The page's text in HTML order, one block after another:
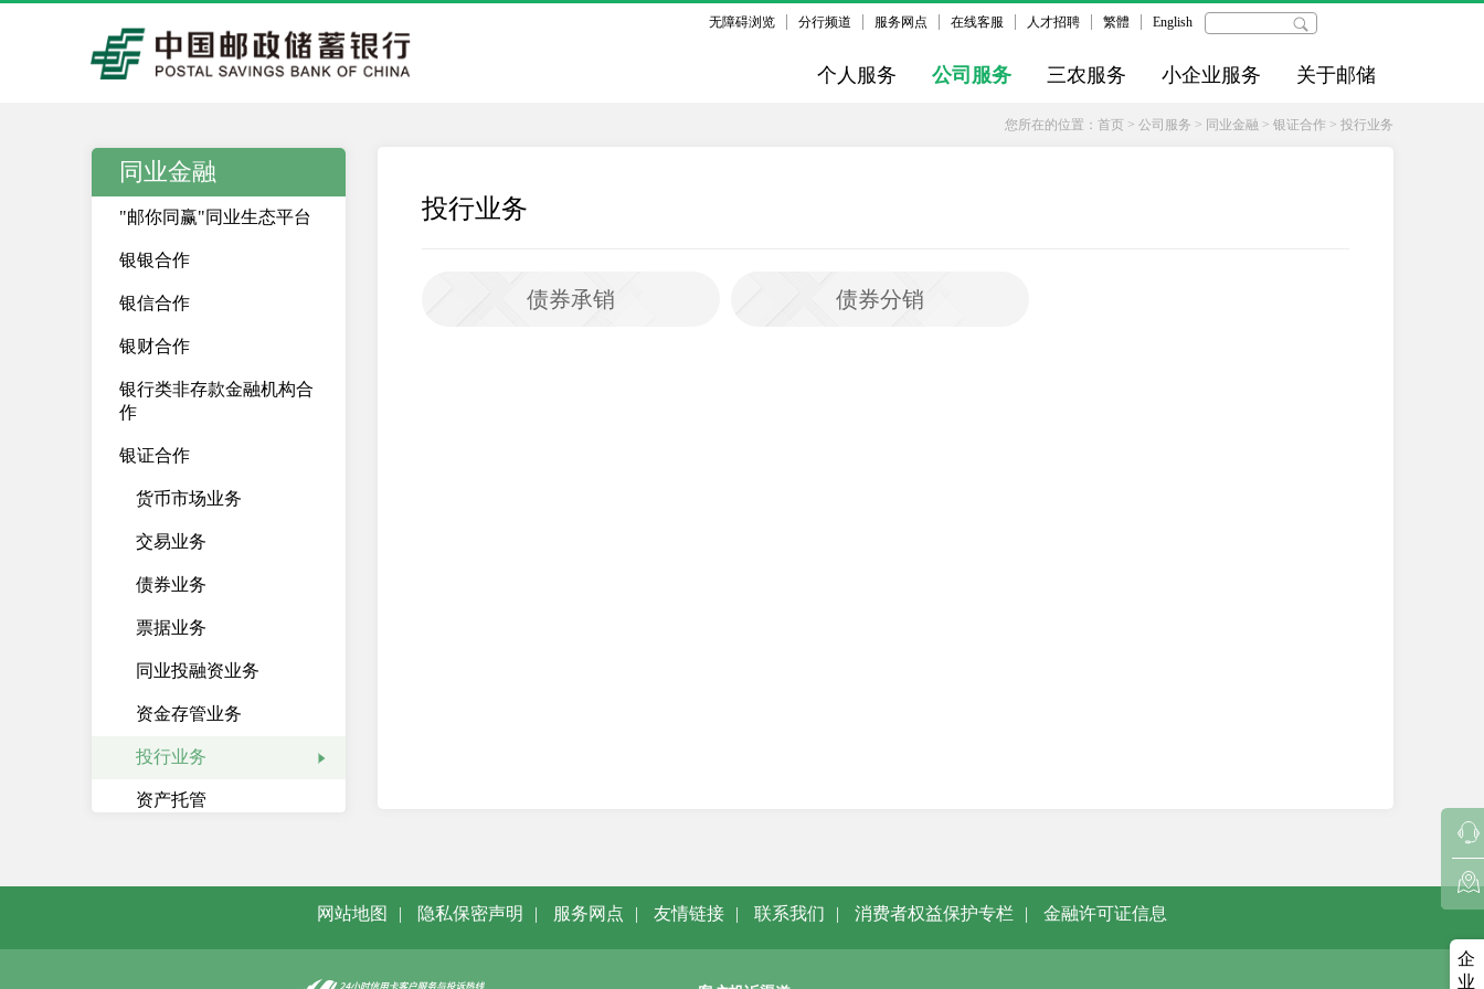
无障碍浏览 分行频道 服务网点 在线客服 人才招聘 繁體 English
个人服务 公司服务 三农服务 小企业服务 关于邮储
您所在的位置： 首页 > 公司服务 > 同业金融 > 银证合作 > 投行业务
同业金融
"邮你同赢"同业生态平台
银银合作
银信合作
银财合作
银行类非存款金融机构合
作
银证合作
货币市场业务
交易业务
债券业务
票据业务
同业投融资业务
资金存管业务
投行业务
资产托管
银期合作
投行业务
债券承销 债券分销
网站地图 | 隐私保密声明 | 服务网点 | 友情链接 | 联系我们 | 消费者权益保护专栏 | 金融许可证信息
企
业